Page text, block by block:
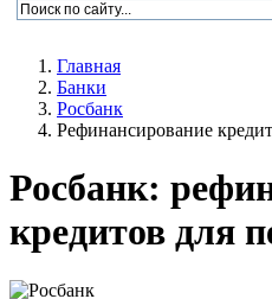
Главная
Банки
Росбанк
Рефинансирование
Росбанк:
кредитов для